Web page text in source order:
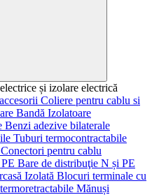
și izolare electrică
Coliere pentru cablu si
Bandă Izolatoare
Benzi adezive bilaterale
Tuburi termocontractabile
Conectori pentru cablu
Bare de distribuţie N și PE
Blocuri terminale cu
Mănuși